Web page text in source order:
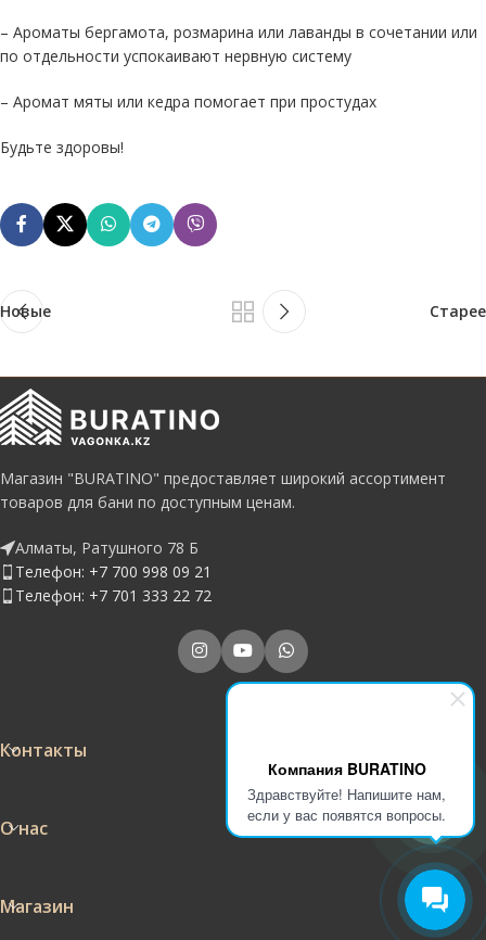
Компания BURATINO
Здравствуйте! Напишите нам,
если у вас появятся вопросы.
– Ароматы бергамота, розмарина или лаванды в сочетании или
по отдельности успокаивают нервную систему
– Аромат мяты или кедра помогает при простудах
Будьте здоровы!
Новые Старее
Магазин "BURATINO" предоставляет широкий ассортимент
товаров для бани по доступным ценам.
Алматы, Ратушного 78 Б
Телефон: +7 700 998 09 21
Телефон: +7 701 333 22 72
Контакты
О нас
Магазин